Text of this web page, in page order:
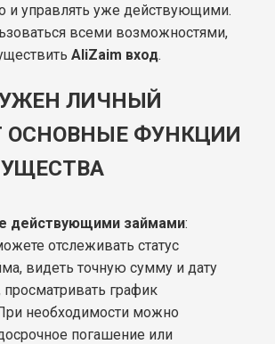
и управлять уже действующими.
всеми возможностями,
AliZaim вход.
ЛИЧНЫЙ
ОСНОВНЫЕ ФУНКЦИИ
действующими займами:
отслеживать статус
видеть точную сумму и дату
просматривать график
необходимости можно
погашение или